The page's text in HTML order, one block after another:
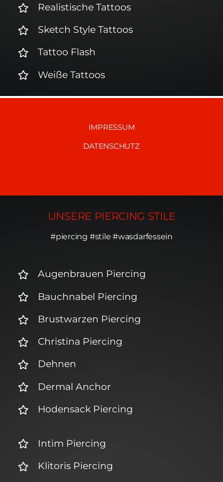
Realistische Tattoos
Sketch Style Tattoos
Tattoo Flash
Weiße Tattoos
IMPRESSUM
DATENSCHUTZ
UNSERE PIERCING STILE
#piercing #stile #wasdarfessein
Augenbrauen Piercing
Bauchnabel Piercing
Brustwarzen Piercing
Christina Piercing
Dehnen
Dermal Anchor
Hodensack Piercing
Intim Piercing
Klitoris Piercing